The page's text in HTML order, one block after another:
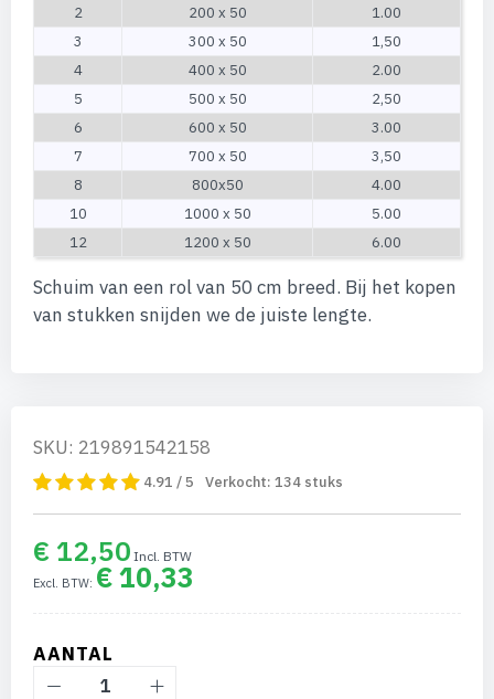
2
200 x 50
1.00
3
300 x 50
1,50
4
400 x 50
2.00
5
500 x 50
2,50
6
600 x 50
3.00
7
700 x 50
3,50
8
800x50
4.00
10
1000 x 50
5.00
12
1200 x 50 6.00
Schuim van een rol van 50 cm breed. Bij het kopen
van stukken snijden we de juiste lengte.
SKU: 219891542158
4.91 / 5 Verkocht: 134 stuks
€ 12,50
€ 10,33
AANTAL